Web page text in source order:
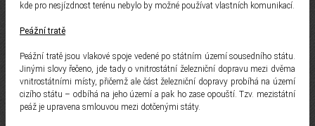
kde pro nesjízdnost terénu nebylo by možné používat vlastních komunikací.
Peážní tratě
Peážní tratě jsou vlakové spoje vedené po státním území sousedního státu.
Jinými slovy řečeno, jde tady o vnitrostátní železniční dopravu mezi dvěma
vnitrostátními místy, přičemž ale část železniční dopravy probíhá na území
cizího státu – odbíhá na jeho území a pak ho zase opouští. Tzv. mezistátní
peáž je upravena smlouvou mezi dotčenými státy.